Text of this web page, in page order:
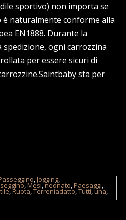
sportivo) non importa se
è naturalmente conforme alla
EN1888. Durante la
ogni carrozzina
per essere sicuri di
sta per
,Jogging,
,Mesi,neonato,Paesaggi,
,Ruota,Terreniadatto,Tutti,una,